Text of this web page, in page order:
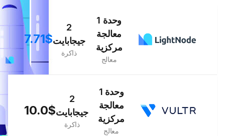
7.71$
2
جيجابايت
ذاكرة
1 وحدة
معالجة
مركزية
معالج
10.0$
2
جيجابايت
ذاكرة
1 وحدة
معالجة
مركزية
معالج